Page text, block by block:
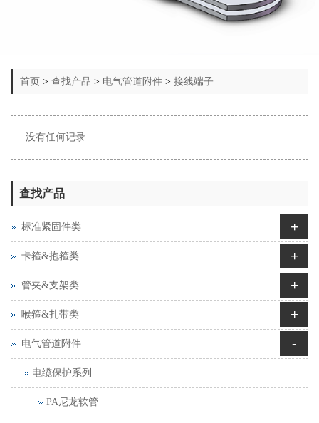
首页 > 查找产品 > 电气管道附件 > 接线端子
没有任何记录
查找产品
标准紧固件类 +
卡箍&抱箍类 +
管夹&支架类 +
喉箍&扎带类 +
电气管道附件 -
电缆保护系列
PA尼龙软管